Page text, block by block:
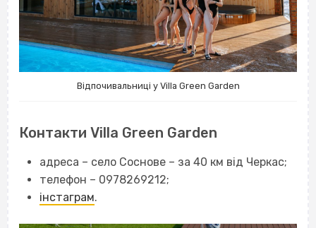
Відпочивальниці у Villa Green Garden
Контакти Villa Green Garden
адреса – село Соснове – за 40 км від Черкас;
телефон – 0978269212;
інстаграм.